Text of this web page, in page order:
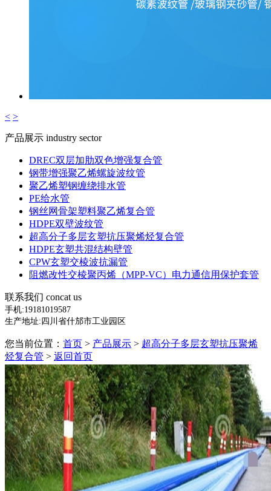
< >
产品展示 industry sector
DREC双层加肋双色增强复合管
钢带增强聚乙烯螺旋波纹管
聚乙烯塑钢缠绕排水管
PE给水管
钢丝网骨架塑料聚乙烯复合管
HDPE双壁波纹管
超高分子多层玄塑抗压聚烯烃复合管
HDPE玄塑共混结构壁管
CPW玄塑交棱波抗漏管
阻燃改性交棱聚丙烯（MPP-VC）电力通信用保护套管
联系我们 concat us
手机:19181019587
生产地址:四川省什邡市工业园区
您当前位置： 首页 > 产品展示 > 超高分子多层玄塑抗压聚烯
烃复合管 > 返回首页